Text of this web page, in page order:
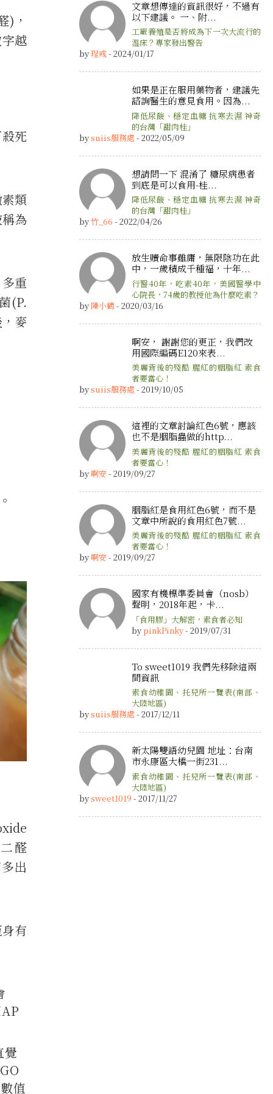
)，
越
死
類
為
重
(P.
麥
醛
出
有
覺
值
文章想傳達的資訊很好，不過有
以下建議。 一、附...
工廠養殖是否將成為下一次大流行的
溫床？專家發出警告
by珵彧- 2024/01/17
如果是正在服用藥物者，建議先
諮詢醫生的意見食用。因為...
降低尿酸、穩定血糖 抗寒去濕 神奇
的台灣「甜肉桂」
bysuiis服務處 - 2022/05/09
想請問一下 混淆了 糖尿病患者
到底是可以食用-桂...
降低尿酸、穩定血糖 抗寒去濕 神奇
的台灣「甜肉桂」
by竹_66 - 2022/04/26
放生贖命事雖庸，無限陰功在此
中，一歲積成千種福，十年...
行醫40年，吃素40年，美國醫學中
心院長，74歲的教授他為什麼吃素？
by 陳小鶴- 2020/03/16
啊安， 謝謝您的更正，我們改
用國際編碼E120來表...
美麗背後的殘酷 腥紅的胭脂紅 素食
者要當心！
bysuiis服務處 - 2019/10/05
這裡的文章討論紅色6號，應該
也不是胭脂蟲做的http...
美麗背後的殘酷 腥紅的胭脂紅 素食
者要當心！
by 啊安 - 2019/09/27
胭脂紅是食用紅色6號，而不是
文章中所說的食用紅色7號...
美麗背後的殘酷 腥紅的胭脂紅 素食
者要當心！
by 啊安 - 2019/09/27
國家有機標準委員會（nosb）
聲明，2018年起，卡...
「食用膠」大解密，素食者必知
bypinkPinky- 2019/07/31
To sweet1019 我們先移除這兩
間資訊
素食幼稚園、托兒所一覽表(南部、
大陸地區)
bysuiis服務處 - 2017/12/11
新太陽雙語幼兒園 地址：台南
市永康區大橋一街231...
素食幼稚園、托兒所一覽表(南部、
大陸地區)
bysweet1019 - 2017/11/27